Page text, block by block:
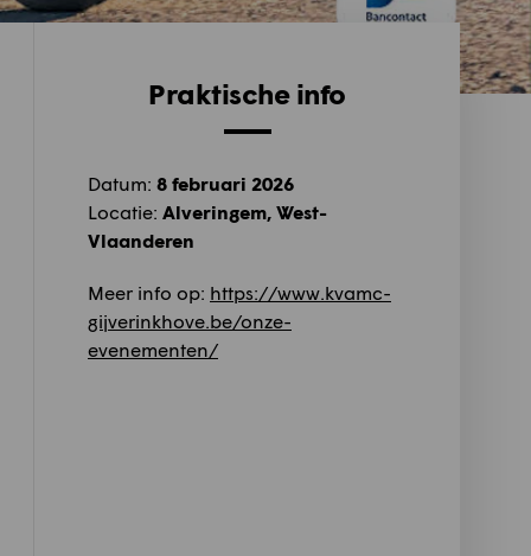
Praktische info
Datum: 8 februari 2026
Locatie: Alveringem, West-
Vlaanderen
Meer info op: https://www.kvamc-
gijverinkhove.be/onze-
evenementen/